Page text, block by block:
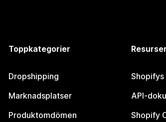
Toppkategorier
Dropshipping
Marknadsplatser
Produktomdömen
Resurser
API-
Shopify